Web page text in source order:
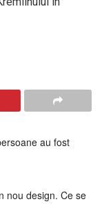
au fost
nou design. Ce se